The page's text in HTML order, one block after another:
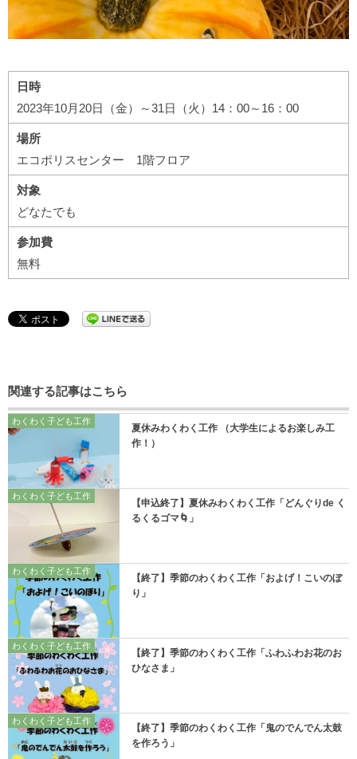
日時
2023年10月20日（金）～31日（火）14：00～16：00
場所
エコポリスセンター 1階フロア
対象
どなたでも
参加費
無料
関連する記事はこちら
わくわく子ども工作
夏休みわくわく工作 （大学生によるお楽しみ工
作！）
わくわく子ども工作
【申込終了】夏休みわくわく工作「どんぐりde く
るくるゴマ🌀」
わくわく子ども工作
【終了】季節のわくわく工作「およげ！こいのぼ
り」
わくわく子ども工作
【終了】季節のわくわく工作「ふわふわお花のお
ひなさま」
わくわく子ども工作
【終了】季節のわくわく工作「鬼のでんでん太鼓
を作ろう」